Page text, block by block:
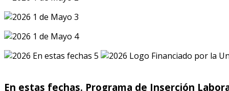
En estas fechas. Programa de Inserción